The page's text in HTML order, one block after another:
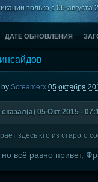
только с 06-августа
ДАТЕ ОБНОВЛЕНИЯ
byScreamerx 05 октября
05 Окт 2015 -
здесь кто из старого
всё равно привет,